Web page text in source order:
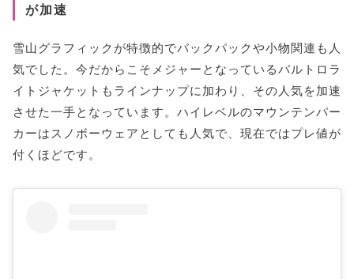
が加速
雪山グラフィックが特徴的でバックパックや小物関連も人
気でした。今だからこそメジャーとなっているバルトロラ
イトジャケットもラインナップに加わり、その人気を加速
させた一手となっています。ハイレベルのマウンテンパー
カーはスノボーウェアとしても人気で、現在ではプレ値が
付くほどです。